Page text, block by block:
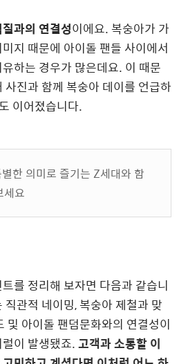
과의 연결성이에요. 복숭아가 가
지 때문에 아이돌 팬들 사이에서
하는 경우가 많은데요. 이 때문
사진과 함께 복숭아 데이를 언급하
이어졌습니다.
한 의미로 즐기는 Z세대와 함
세요
를 정리해 보자면 다음과 같습니
관적 네이밍, 복숭아 제철과 맞
및 아이돌 팬덤문화와의 연결성이
이 발생됐죠.고객과 소통할이